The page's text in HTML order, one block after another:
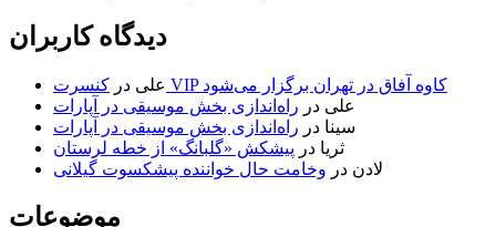
دیدگاه کاربران
علی در
کنسرت VIP کاوه آفاق در تهران برگزار می‌شود
علی در راه‌اندازی بخش موسیقی در آپارات
سینا در راه‌اندازی بخش موسیقی در آپارات
ثریا در پیشکش «گلبانگ» از خطه لرستان
لادن در وخامت حال خواننده پیشکسوت گیلانی
موضوعات